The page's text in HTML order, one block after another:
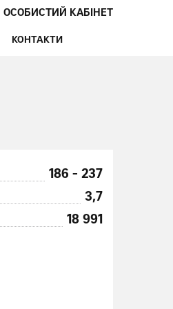
КОНТАКТИ
ОСОБИСТИЙ КАБІНЕТ
186 - 237
3,7
18 991